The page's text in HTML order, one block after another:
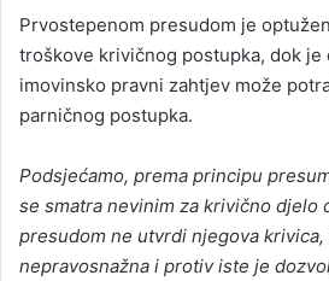
Prvostepenom presudom je
troškove krivičnog postupka, dok je
imovinsko pravni zahtjev može
parničnog postupka.
Podsjećamo, prema principu
se smatra nevinim za krivično djelo
presudom ne utvrdi njegova krivica,
nepravosnažna i protiv iste je